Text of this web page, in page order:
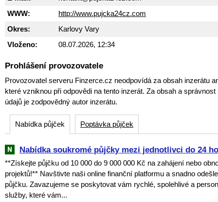
WWW:
http://www.pujcka24cz.com
Okres:
Karlovy Vary
Vloženo:
08.07.2026, 12:34
Prohlášení provozovatele
Provozovatel serveru Finzerce.cz neodpovídá za obsah inzerátu
které vzniknou při odpovědi na tento inzerát. Za obsah a
údajů je zodpovědný autor inzerátu.
Nabídka půjček Poptávka půjček
Nabídka soukromé půjčky mezi jednotlivci do 24
**Získejte půjčku od 10 000 do 9 000 000 Kč na zahájení nebo
projektů!** Navštivte naši online finanční platformu a snadno
půjčku. Zavazujeme se poskytovat vám rychlé, spolehlivé a
služby, které vám...